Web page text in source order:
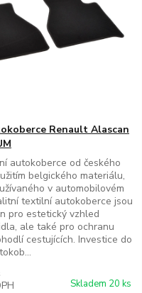
Renault Alascan
autokoberce od českého
belgického materiálu,
v automobilovém
textilní autokoberce jsou
pro estetický vzhled
ale také pro ochranu
cestujících. Investice do
Skladem 20 ks